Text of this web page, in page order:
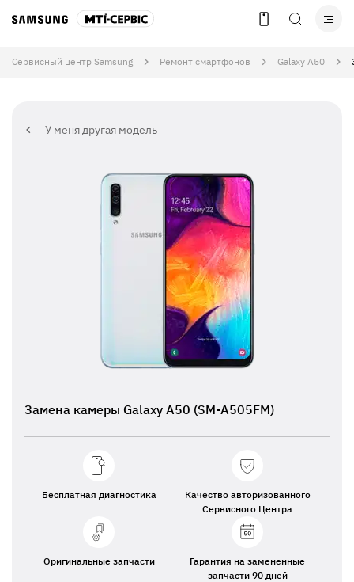
Сервисный центр Samsung Ремонт смартфонов Galaxy A50
У меня другая модель
Замена камеры Galaxy A50 (SM-A505FM)
Бесплатная диагностика
Качество авторизованного
Сервисного Центра
Оригинальные запчасти
Гарантия на замененные
запчасти 90 дней